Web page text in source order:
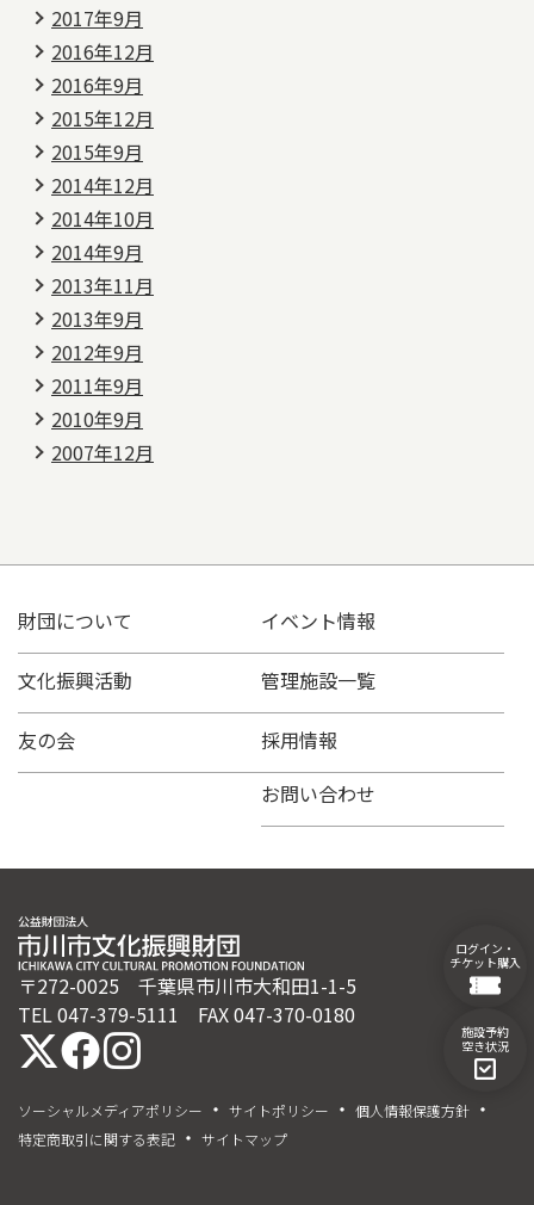
2017年9月
2016年12月
2016年9月
2015年12月
2015年9月
2014年12月
2014年10月
2014年9月
2013年11月
2013年9月
2012年9月
2011年9月
2010年9月
2007年12月
財団について イベント情報
文化振興活動 管理施設一覧
友の会
採用情報
お問い合わせ
ログイン・
チケット購入
施設予約
空き状況
〒272-0025 千葉県市川市大和田1-1-5
TEL 047-379-5111 FAX 047-370-0180
ソーシャルメディアポリシー サイトポリシー
個人情報保護方針
特定商取引に関する表記
サイトマップ